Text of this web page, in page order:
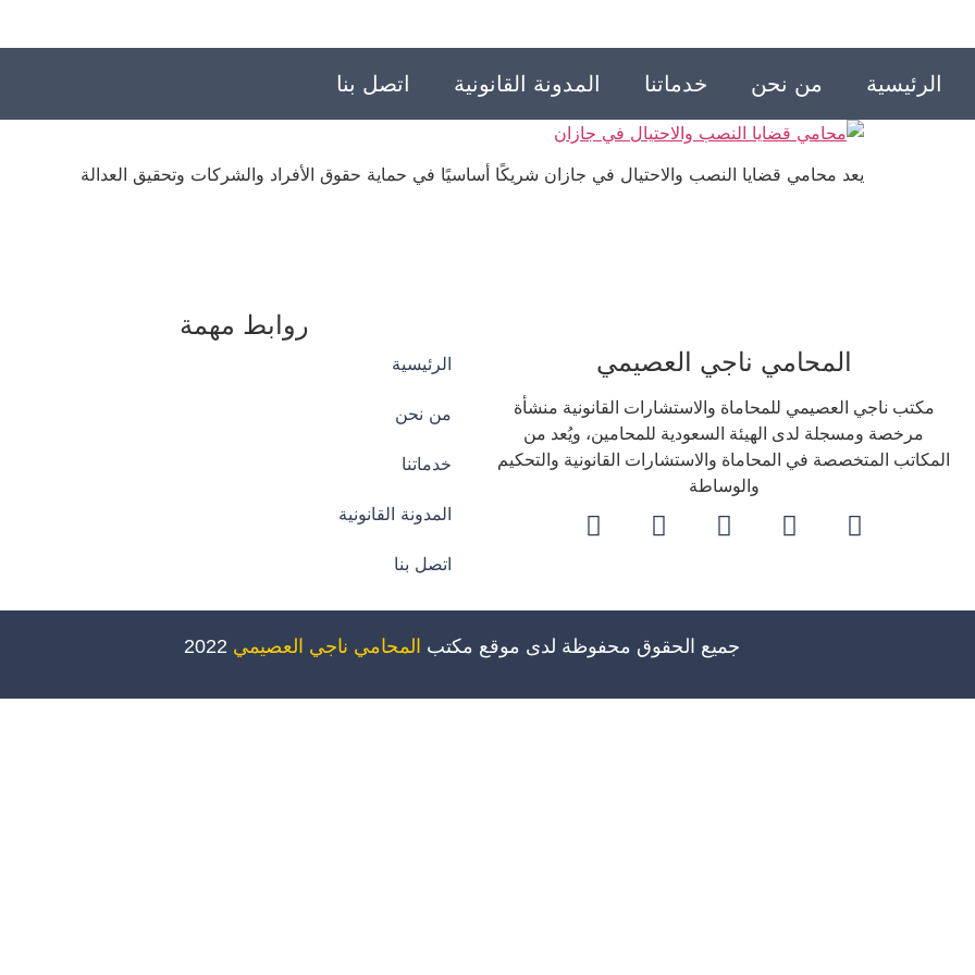
الرئيسية من نحن خدماتنا المدونة القانونية اتصل بنا
يعد محامي قضايا النصب والاحتيال في جازان شريكًا أساسيًا في حماية حقوق الأفراد والشركات وتحقيق العدالة
المحامي ناجي العصيمي
مكتب ناجي العصيمي للمحاماة والاستشارات القانونية منشأة
مرخصة ومسجلة لدى الهيئة السعودية للمحامين، ويُعد من
المكاتب المتخصصة في المحاماة والاستشارات القانونية والتحكيم
والوساطة
روابط مهمة
الرئيسية
من نحن
خدماتنا
المدونة القانونية
اتصل بنا
جميع الحقوق محفوظة لدى موقع مكتب المحامي ناجي العصيمي